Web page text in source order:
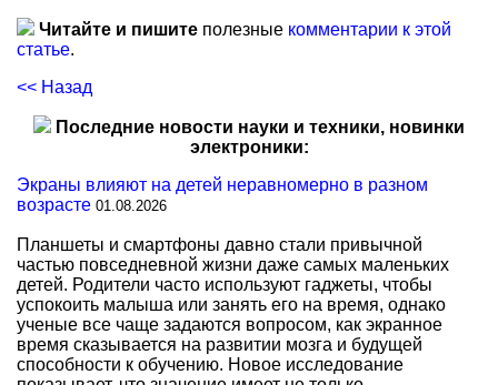
Читайте и пишите полезные комментарии к этой
статье.
<< Назад
Последние новости науки и техники, новинки
электроники:
Экраны влияют на детей неравномерно в разном
возрасте 01.08.2026
Планшеты и смартфоны давно стали привычной
частью повседневной жизни даже самых маленьких
детей. Родители часто используют гаджеты, чтобы
успокоить малыша или занять его на время, однако
ученые все чаще задаются вопросом, как экранное
время сказывается на развитии мозга и будущей
способности к обучению. Новое исследование